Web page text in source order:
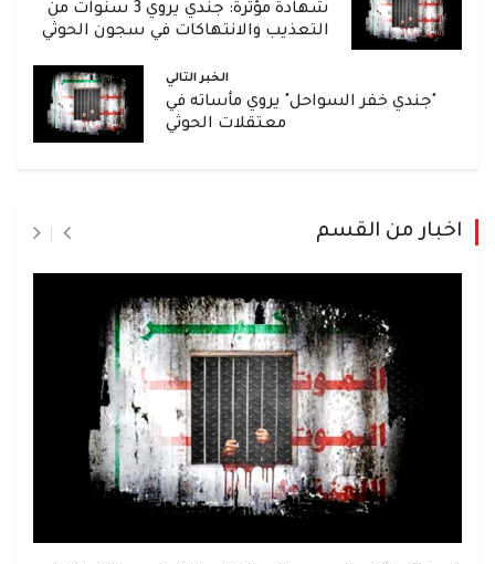
شهادة مؤثرة: جندي يروي 3 سنوات من
التعذيب والانتهاكات في سجون الحوثي
الخبر التالي
"جندي خفر السواحل" يروي مأساته في
معتقلات الحوثي
اخبار من القسم